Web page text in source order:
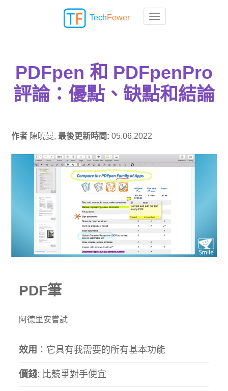
Toggle navigation
TechFewer
PDFpen 和 PDFpenPro
評論：優點、缺點和結論
作者 陳曉曼, 最後更新時間:05.06.2022
PDF筆
阿德里安嘗試
效用 ：它具有我需要的所有基本功能
價錢: 比競爭對手便宜